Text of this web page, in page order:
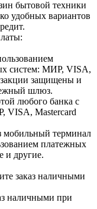
бытовой техники
удобных вариантов
систем: МИР, VISA,
защищены и
шлюз.
любого банка с
VISA, Mastercard
мобильный терминал
платежных
и другие.
заказ наличными
наличными при